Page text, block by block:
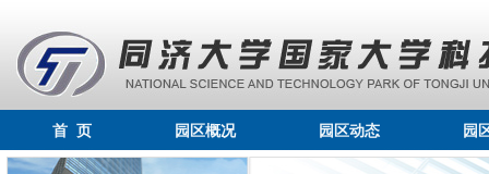
首 页 园区概况 园区动态 园